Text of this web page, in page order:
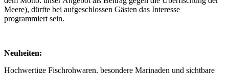
Meere), dürfte bei aufgeschlossen Gästen das Interesse
programmiert sein.
Neuheiten:
Hochwertige Fischrohwaren, besondere Marinaden und sichtbare